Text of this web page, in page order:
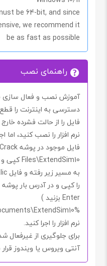
be 64-bit, and since
we recommend it
be as fast as possible
راهنمای نصب
آموزش نصب و فعال سازی
دسترسی به اینترنت را
فایل را از حالت فشرده
نرم افزار را نصب کنید، اما
فایل موجود در پوشهCrack
Files\ExtendSim10کپی و
به مسیر زیر رفته و فایل
راکپی و درآدرس بارپوشه
Enter بزنید )
%UserProfile%\Documents\ExtendSim10
نرم افزار را اجرا کنید.
برای جلوگیری از غیرفعال
آنتی ویروس یا ویندوز